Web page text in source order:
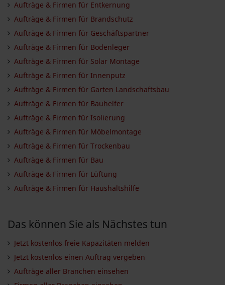
Aufträge & Firmen für Entkernung
Aufträge & Firmen für Brandschutz
Aufträge & Firmen für Geschäftspartner
Aufträge & Firmen für Bodenleger
Aufträge & Firmen für Solar Montage
Aufträge & Firmen für Innenputz
Aufträge & Firmen für Garten Landschaftsbau
Aufträge & Firmen für Bauhelfer
Aufträge & Firmen für Isolierung
Aufträge & Firmen für Möbelmontage
Aufträge & Firmen für Trockenbau
Aufträge & Firmen für Bau
Aufträge & Firmen für Lüftung
Aufträge & Firmen für Haushaltshilfe
Das können Sie als Nächstes tun
Jetzt kostenlos freie Kapazitäten melden
Jetzt kostenlos einen Auftrag vergeben
Aufträge aller Branchen einsehen